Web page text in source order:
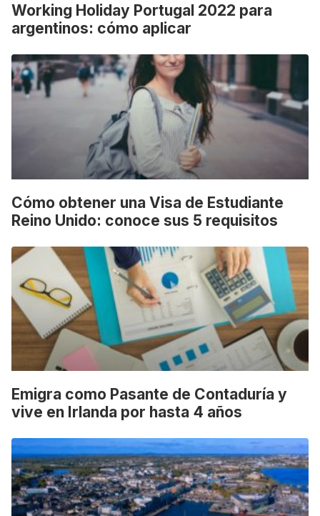
Working Holiday Portugal 2022 para
argentinos: cómo aplicar
Cómo obtener una Visa de Estudiante
Reino Unido: conoce sus 5 requisitos
Emigra como Pasante de Contaduría y
vive en Irlanda por hasta 4 años